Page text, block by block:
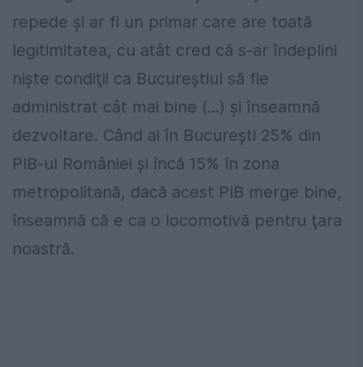
repede şi ar fi un primar care are toată
legitimitatea, cu atât cred că s-ar îndeplini
nişte condiţii ca Bucureştiul să fie
administrat cât mai bine (...) şi înseamnă
dezvoltare. Când ai în Bucureşti 25% din
PIB-ul României şi încă 15% în zona
metropolitană, dacă acest PIB merge bine,
înseamnă că e ca o locomotivă pentru ţara
noastră.